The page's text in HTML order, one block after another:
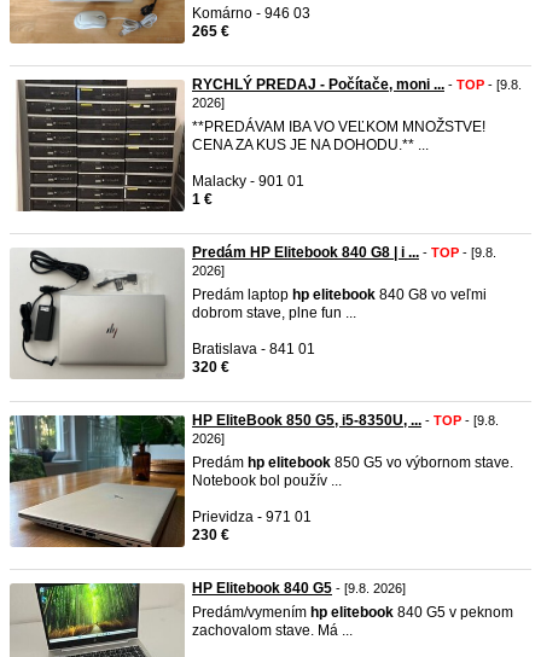
Komárno - 946 03
265 €
RYCHLÝ PREDAJ - Počítače, moni ... - TOP - [9.8.
2026]
**PREDÁVAM IBA VO VEĽKOM MNOŽSTVE!
CENA ZA KUS JE NA DOHODU.** ...
Malacky - 901 01
1 €
Predám HP Elitebook 840 G8 | i ... - TOP - [9.8.
2026]
Predám laptop hp elitebook 840 G8 vo veľmi
dobrom stave, plne fun ...
Bratislava - 841 01
320 €
HP EliteBook 850 G5, i5-8350U, ... - TOP - [9.8.
2026]
Predám hp elitebook 850 G5 vo výbornom stave.
Notebook bol použív ...
Prievidza - 971 01
230 €
HP Elitebook 840 G5 - [9.8. 2026]
Predám/vymením hp elitebook 840 G5 v peknom
zachovalom stave. Má ...